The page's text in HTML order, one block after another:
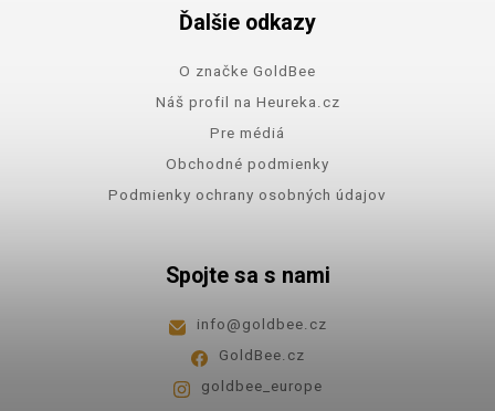
Ďalšie odkazy
O značke GoldBee
Náš profil na Heureka.cz
Pre médiá
Obchodné podmienky
Podmienky ochrany osobných údajov
Spojte sa s nami
info@goldbee.cz
GoldBee.cz
goldbee_europe